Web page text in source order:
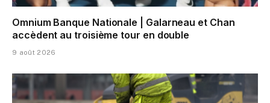
Omnium Banque Nationale | Galarneau et Chan
accèdent au troisième tour en double
9 août 2026